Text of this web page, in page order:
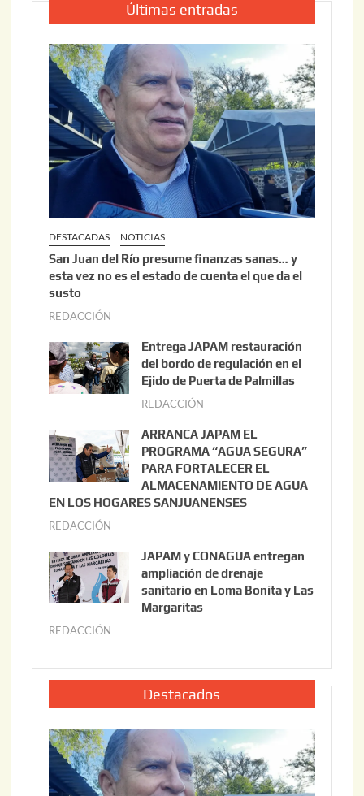
Últimas entradas
DESTACADAS NOTICIAS
San Juan del Río presume finanzas sanas… y
esta vez no es el estado de cuenta el que da el
susto
REDACCIÓN
o
s
t
3
,
2
0
Entrega JAPAM restauración
del bordo de regulación en el
Ejido de Puerta de Palmillas
REDACCIÓN
i
o
2
2
0
ARRANCA JAPAM EL
PROGRAMA “AGUA SEGURA”
PARA FORTALECER EL
ALMACENAMIENTO DE AGUA
EN LOS HOGARES SANJUANENSES
REDACCIÓN
l
i
o
,
0
2
6
JAPAM y CONAGUA entregan
ampliación de drenaje
sanitario en Loma Bonita y Las
Margaritas
REDACCIÓN
l
o
2
2
,
Destacados